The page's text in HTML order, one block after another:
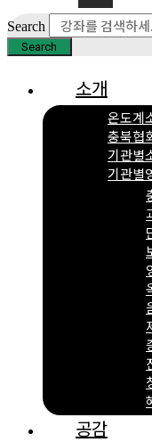
Search
Search
소개
온도계
충북협
기관별
기관별
공감